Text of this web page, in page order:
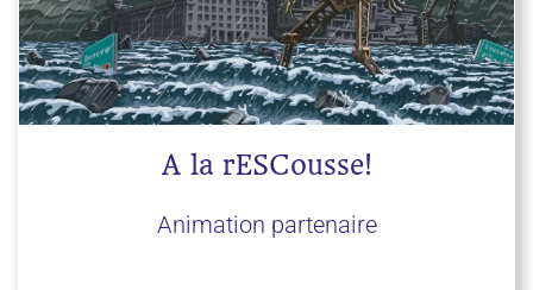
A la rESCousse!
Animation partenaire